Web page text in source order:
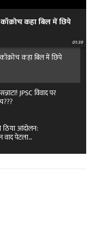
कहा बिल में छिपे
01:39
कहा बिल में छिपे
JPSC विवाद पर
ठिया आंदोलन:
वाद पेटला...